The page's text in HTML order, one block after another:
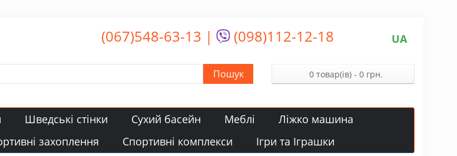
(067)548-63-13 | (098)112-12-18 UA
Пошук 0 товар(ів) - 0 грн.
Шведські стінки Сухий басейн Меблі
Ліжко машина
захоплення Спортивні комплекси Ігри та Іграшки